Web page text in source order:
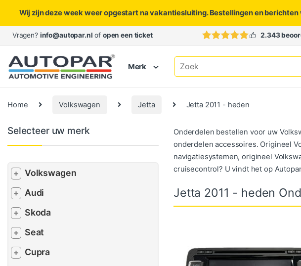
Wij zijn deze week weer opgestart na vakantiesluiting. Bestellingen en
Skip to navigation
Skip to content
Vragen? info@autopar.nl of open een ticket 2.343
Merk
Search for:
Home Volkswagen Jetta Jetta 2011 - heden
Onderdelen bestellen voor uw
onderdelen accessoires. Origineel
navigatiesystemen, origineel
cruisecontrol? U vindt het op
Jetta 2011 - heden
Selecteer uw merk
+ Volkswagen
+ Audi
+ Skoda
+ Seat
+ Cupra